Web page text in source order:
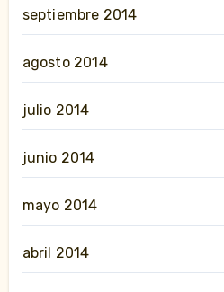
septiembre 2014
agosto 2014
julio 2014
junio 2014
mayo 2014
abril 2014